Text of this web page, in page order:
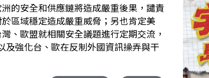
的安全和供應鏈將造成嚴重後果，譴責
區域穩定造成嚴重威脅；另也肯定美
、歐盟就相關安全議題進行定期交流，
及強化台、歐在反制外國資訊操弄與干